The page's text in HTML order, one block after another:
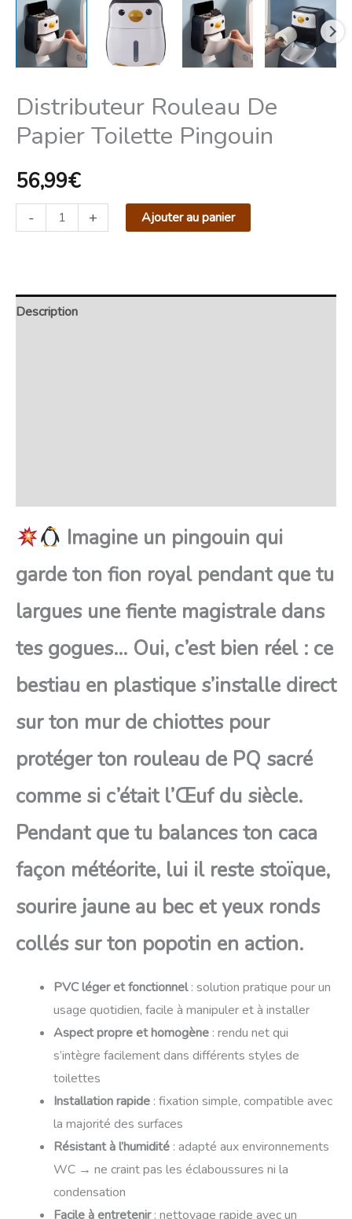
Distributeur Rouleau De
Papier Toilette Pingouin
56,99€
- + Ajouter au panier
Description
Imagine un pingouin qui
garde ton fion royal pendant que tu
largues une fiente magistrale dans
tes gogues… Oui, c’est bien réel : ce
bestiau en plastique s’installe direct
sur ton mur de chiottes pour
protéger ton rouleau de PQ sacré
comme si c’était l’Œuf du siècle.
Pendant que tu balances ton caca
façon météorite, lui il reste stoïque,
sourire jaune au bec et yeux ronds
collés sur ton popotin en action.
PVC léger et fonctionnel: solution pratique pour un
usage quotidien, facile à manipuler et à installer
Aspect propre et homogène : rendu net qui
s’intègre facilement dans différents styles de
toilettes
Installation rapide : fixation simple, compatible avec
la majorité des surfaces
Résistant à l’humidité : adapté aux environnements
WC → ne craint pas les éclaboussures ni la
condensation
Facile à entretenir: nettoyage rapide avec un